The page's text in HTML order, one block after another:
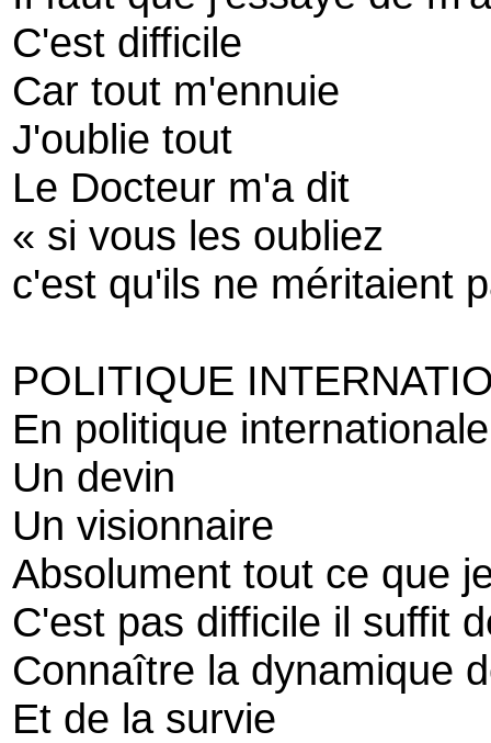
C'est difficile
Car tout m'ennuie
J'oublie tout
Le Docteur m'a dit
« si vous les oubliez
c'est qu'ils ne méritaient
POLITIQUE
En politique
Un devin
Un visionnaire
Absolument tout ce que
C'est pas difficile il suffit
Connaître la dynamique
Et de la survie